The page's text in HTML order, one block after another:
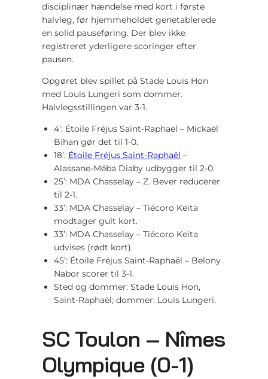
disciplinær hændelse med kort i første
halvleg, før hjemmeholdet genetablerede
en solid pauseføring. Der blev ikke
registreret yderligere scoringer efter
pausen.
Opgøret blev spillet på Stade Louis Hon
med Louis Lungeri som dommer.
Halvlegsstillingen var 3-1.
4’: Étoile Fréjus Saint-Raphaël – Mickaël
Bihan gør det til 1-0.
18’: Étoile Fréjus Saint-Raphaël –
Alassane-Méba Diaby udbygger til 2-0.
25’: MDA Chasselay – Z. Bever reducerer
til 2-1.
33’: MDA Chasselay – Tiécoro Keita
modtager gult kort.
33’: MDA Chasselay – Tiécoro Keita
udvises (rødt kort).
45’: Étoile Fréjus Saint-Raphaël – Belony
Nabor scorer til 3-1.
Sted og dommer: Stade Louis Hon,
Saint-Raphaël; dommer: Louis Lungeri.
SC Toulon – Nîmes
Olympique (0-1)